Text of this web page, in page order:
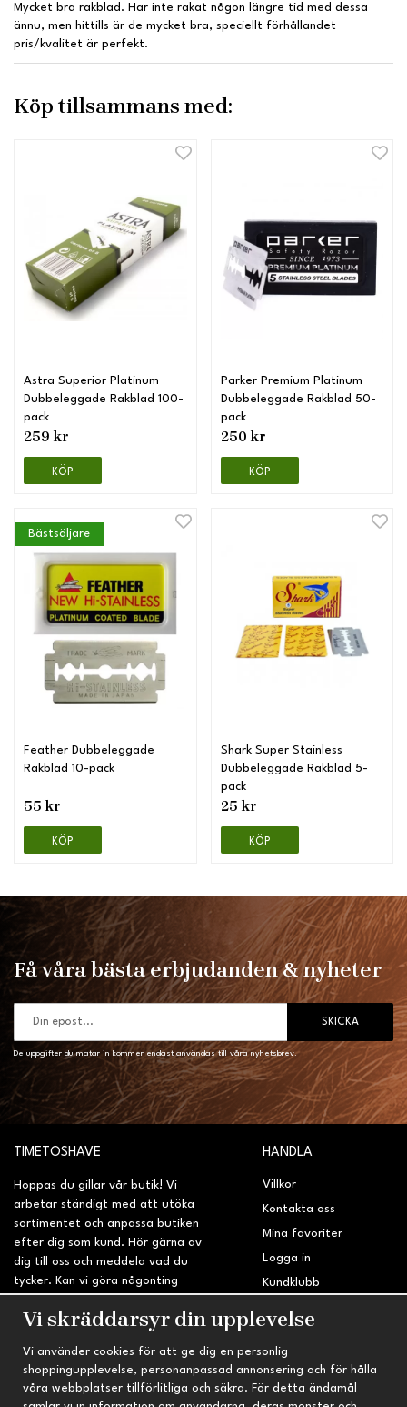
Mycket bra rakblad. Har inte rakat någon längre tid med dessa
ännu, men hittills är de mycket bra, speciellt förhållandet
pris/kvalitet är perfekt.
Köp tillsammans med:
Astra Superior Platinum
Dubbeleggade Rakblad 100-
pack
259 kr
KÖP
Parker Premium Platinum
Dubbeleggade Rakblad 50-
pack
250 kr
KÖP
Bästsäljare
Feather Dubbeleggade
Rakblad 10-pack
55 kr
KÖP
Shark Super Stainless
Dubbeleggade Rakblad 5-
pack
25 kr
KÖP
Få våra bästa erbjudanden & nyheter
SKICKA
De uppgifter du matar in kommer endast användas till våra nyhetsbrev.
TIMETOSHAVE
Hoppas du gillar vår butik! Vi
arbetar ständigt med att utöka
sortimentet och anpassa butiken
efter dig som kund. Hör gärna av
dig till oss och meddela vad du
tycker. Kan vi göra någonting
sidan?
HANDLA
Villkor
Kontakta oss
Mina favoriter
Logga in
Kundklubb
INFORMATION
Om oss
TRYGG HANDEL
Fri frakt vid köp över 695 kr
Vi skräddarsyr din upplevelse
Vi använder cookies för att ge dig en personlig
shoppingupplevelse, personanpassad annonsering och för hålla
våra webbplatser tillförlitliga och säkra. För detta ändamål